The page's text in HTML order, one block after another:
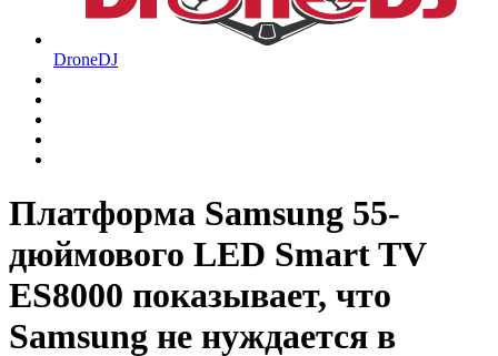
DroneDJ
Платформа Samsung 55-
дюймового LED Smart TV
ES8000 показывает, что
Samsung не нуждается в